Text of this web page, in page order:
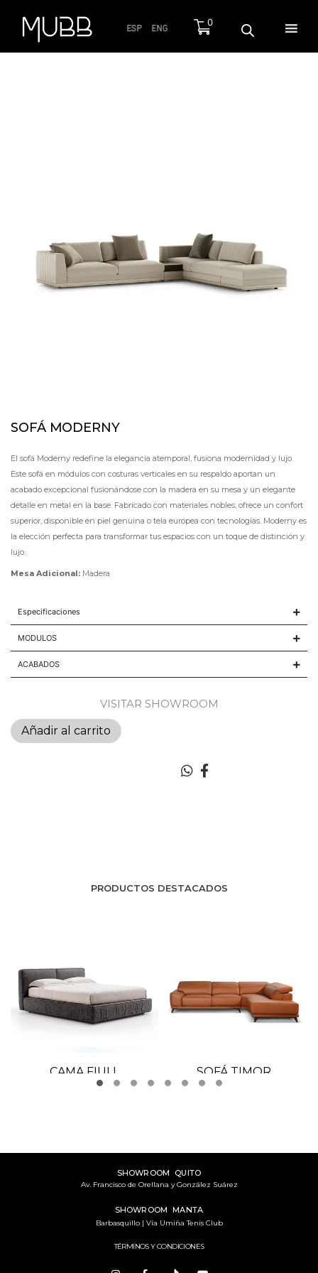
ESP ENG
0
SOFÁ MODERNY
El sofá Moderny redefine la elegancia atemporal, fusiona modernidad y lujo.
Este sofá en módulos con costuras verticales en su respaldo aportan un
acabado excepcional fusionándose con la madera en su mesa y un elegante
detalle en metal en la base. Fabricado con materiales nobles, ofrece un confort
superior, disponible en piel genuina o tela europea con tecnologías. Moderny es
la elección perfecta para transformar tus espacios con un toque de distinción y
lujo.
Mesa Adicional: Madera
Especificaciones
MODULOS
ACABADOS
VISITAR SHOWROOM
Añadir al carrito
PRODUCTOS DESTACADOS
CAMA FIULL SOFÁ TIMOR
SHOWROOM QUITO
Av. Francisco de Orellana y González Suárez
SHOWROOM MANTA
Barbasquillo | Vía Umiña Tenis Club
TÉRMINOS Y CONDICIONES